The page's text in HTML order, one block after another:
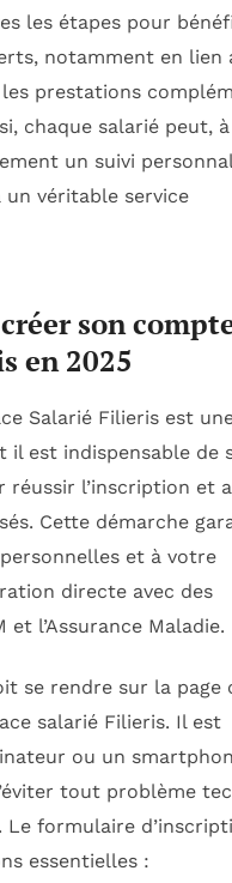
les étapes pour
notamment en lien
les prestations
chaque salarié peut,
un suivi
un véritable service
son
en 2025
Salarié Filieris est
est indispensable de
réussir l’inscription et
Cette démarche
et à votre
directe avec des
l’Assurance Maladie.
se rendre sur la page
salarié Filieris. Il est
ou un
tout problème
formulaire
essentielles :